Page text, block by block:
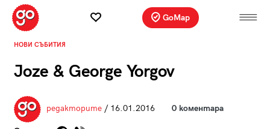
GoMap
НОВИ СЪБИТИЯ
Joze & George Yorgov
редакторите/ 16.01.2016 0 коментара